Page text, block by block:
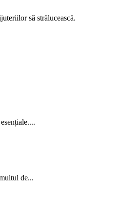
să strălucească.
de...